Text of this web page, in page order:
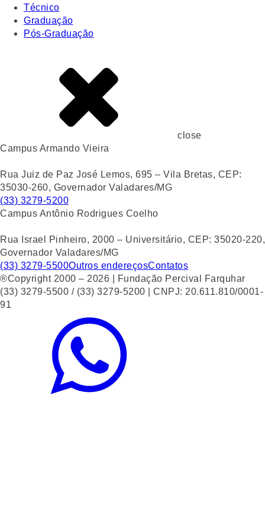
Técnico
Graduação
Pós-Graduação
close
Campus Armando Vieira
Rua Juiz de Paz José Lemos, 695 – Vila Bretas, CEP:
35030-260, Governador Valadares/MG
(33) 3279-5200
Campus Antônio Rodrigues Coelho
Rua Israel Pinheiro, 2000 – Universitário, CEP: 35020-220,
Governador Valadares/MG
(33) 3279-5500Outros endereçosContatos
®Copyright 2000 – 2026 | Fundação Percival Farquhar
(33) 3279-5500 / (33) 3279-5200 | CNPJ: 20.611.810/0001-
91